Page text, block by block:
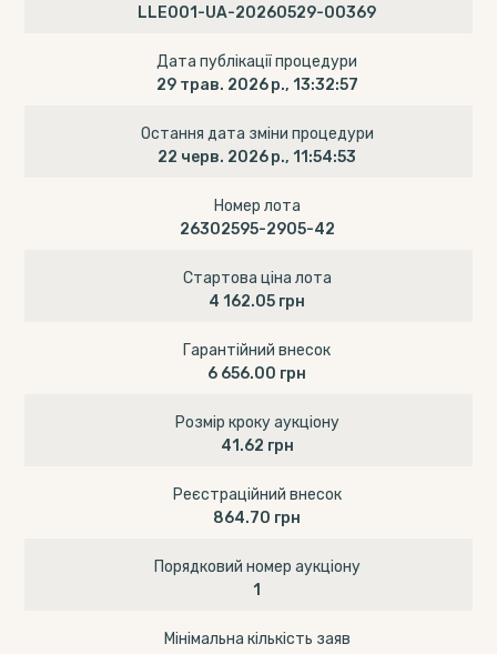
LLE001-UA-20260529-00369
Дата публікації процедури
29 трав. 2026 р., 13:32:57
Остання дата зміни процедури
22 черв. 2026 р., 11:54:53
Номер лота
26302595-2905-42
Стартова ціна лота
4 162.05 грн
Гарантійний внесок
6 656.00 грн
Розмір кроку аукціону
41.62 грн
Реєстраційний внесок
864.70 грн
Порядковий номер аукціону
1
Мінімальна кількість заяв